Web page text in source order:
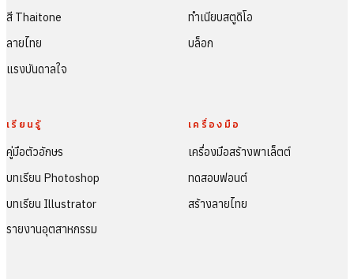
สี Thaitone
ลายไทย
แรงบันดาลใจ
ทำเนียบสตูดิโอ
บล็อก
เรียนรู้
คู่มือตัวอักษร
บทเรียน Photoshop
บทเรียน Illustrator
รายงานอุตสาหกรรม
เครื่องมือ
เครื่องมือสร้างพาเล็ตต์
ทดสอบฟอนต์
สร้างลายไทย